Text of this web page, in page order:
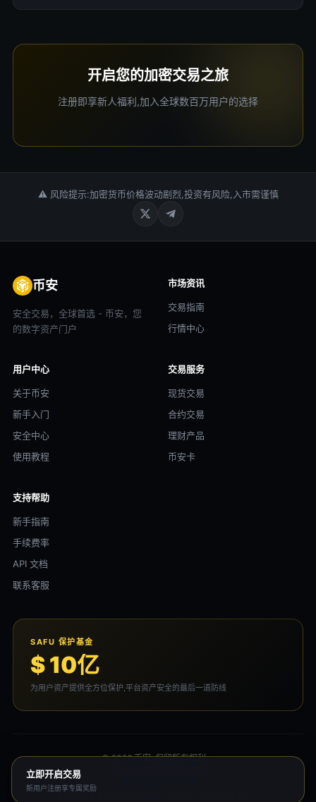
开启您的加密交易之旅
注册即享新人福利,加入全球数百万用户的选择
⚠ 风险提示:加密货币价格波动剧烈,投资有风险,入市需谨慎
币安
安全交易，全球首选 - 币安，您
的数字资产门户
市场资讯
交易指南
行情中心
用户中心
关于币安
新手入门
安全中心
使用教程
交易服务
现货交易
合约交易
理财产品
币安卡
支持帮助
新手指南
手续费率
API 文档
联系客服
SAFU 保护基金
$ 10亿
为用户资产提供全方位保护,平台资产安全的最后一道防线
© 2026 币安. 保留所有权利。
立即开启交易
新用户注册享专属奖励